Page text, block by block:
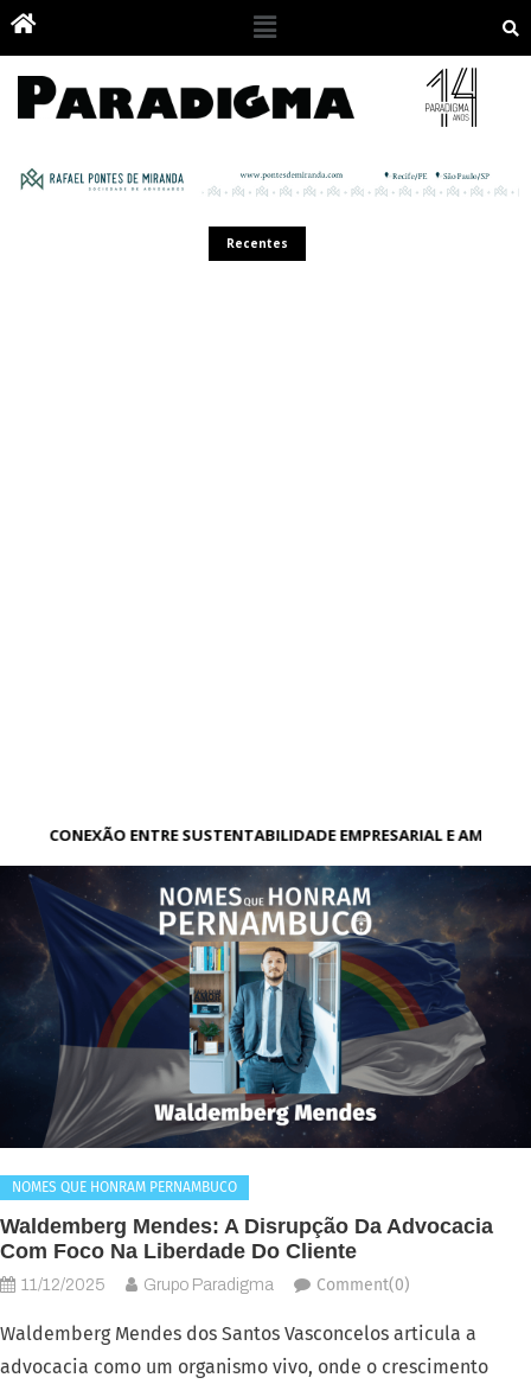
Recentes
A CONEXÃO ENTRE SUSTENTABILIDADE EMPRESARIAL E
NOMES QUE HONRAM PERNAMBUCO
Waldemberg Mendes: A Disrupção Da Advocacia
Com Foco Na Liberdade Do Cliente
11/12/2025 Grupo Paradigma Comment(0)
Waldemberg Mendes dos Santos Vasconcelos articula a
advocacia como um organismo vivo, onde o crescimento